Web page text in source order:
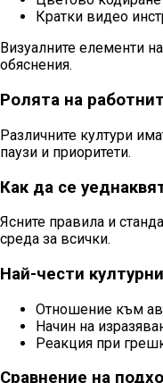
Кратки видео
Визуалните елементи
обяснения.
Ролята на
Различните култури
паузи и приоритети.
Как да се
Ясните правила и
среда за всички.
Най-чести
Отношение към
Начин на
Реакция при
Сравнение на